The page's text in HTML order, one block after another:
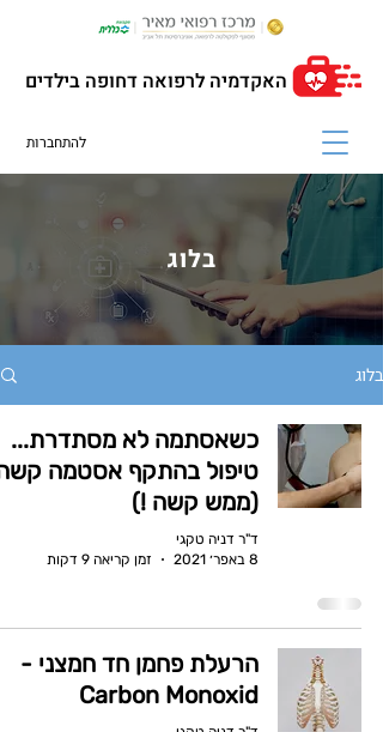
האקדמיה לרפואה דחופה בילדים
להתחברות
בלוג
בלוג
כשאסתמה לא מסתדרת...
טיפול בהתקף אסטמה
(ממש קשה !)
ד"ר דניה טקגי
8 באפר׳ 2021
זמן קריאה 9 דקות
הרעלת פחמן חד חמצני -
Carbon Monoxid